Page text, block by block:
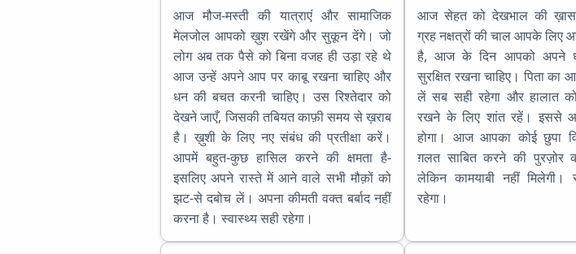
आज मौज-मस्ती की यात्राएं और सामाजिक
मेलजोल आपको ख़ुश रखेंगे और सुकून देंगे। जो
लोग अब तक पैसे को बिना वजह ही उड़ा रहे थे
आज उन्हें अपने आप पर काबू रखना चाहिए और
धन की बचत करनी चाहिए। उस रिश्तेदार को
देखने जाएँ, जिसकी तबियत काफ़ी समय से ख़राब
है। ख़ुशी के लिए नए संबंध की प्रतीक्षा करें।
आपमें बहुत-कुछ हासिल करने की क्षमता है-
इसलिए अपने रास्ते में आने वाले सभी मौक़ों को
झट-से दबोच लें। अपना कीमती वक्त बर्बाद नहीं
करना है। स्वास्थ्य सही रहेगा।
आज सेहत को देखभाल की
ग्रह नक्षत्रों की चाल आपके लिए
है, आज के दिन आपको अपने
सुरक्षित रखना चाहिए। पिता का
लें सब सही रहेगा और हालात
रखने के लिए शांत रहें। इससे
होगा। आज आपका कोई छुपा
ग़लत साबित करने की पुरज़ोर
लेकिन कामयाबी नहीं मिलेगी।
रहेगा।